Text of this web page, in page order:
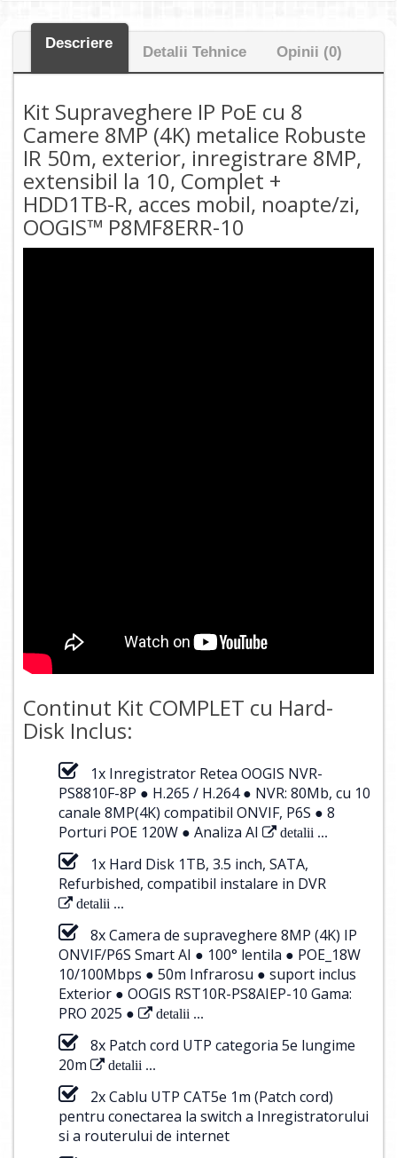
Descriere
Detalii Tehnice Opinii (0)
Kit Supraveghere IP PoE cu 8
Camere 8MP (4K) metalice Robuste
IR 50m, exterior, inregistrare 8MP,
extensibil la 10, Complet +
HDD1TB-R, acces mobil, noapte/zi,
OOGIS™ P8MF8ERR-10
Continut Kit COMPLET cu Hard-
Disk Inclus:
1x Inregistrator Retea OOGIS NVR-
PS8810F-8P ● H.265 / H.264 ● NVR: 80Mb, cu 10
canale 8MP(4K) compatibil ONVIF, P6S ● 8
Porturi POE 120W ● Analiza AI
detalii ...
1x Hard Disk 1TB, 3.5 inch, SATA,
Refurbished, compatibil instalare in DVR
detalii ...
8x Camera de supraveghere 8MP (4K) IP
ONVIF/P6S Smart AI ● 100° lentila ● POE_18W
10/100Mbps ● 50m Infrarosu ● suport inclus
Exterior ● OOGIS RST10R-PS8AIEP-10 Gama:
PRO 2025 ●
detalii ...
8x Patch cord UTP categoria 5e lungime
20m
detalii ...
2x Cablu UTP CAT5e 1m (Patch cord)
pentru conectarea la switch a Inregistratorului
si a routerului de internet